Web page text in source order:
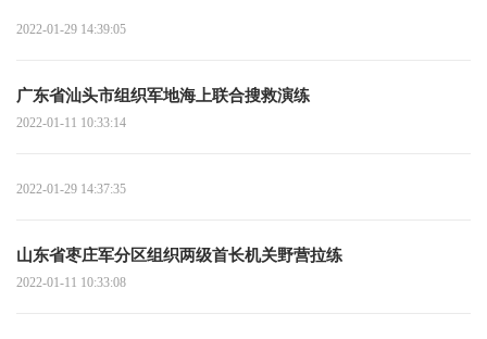
2022-01-29 14:39:05
广东省汕头市组织军地海上联合搜救演练
2022-01-11 10:33:14
2022-01-29 14:37:35
山东省枣庄军分区组织两级首长机关野营拉练
2022-01-11 10:33:08